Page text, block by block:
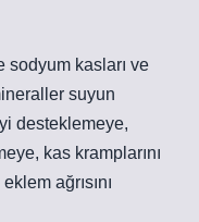
sodyum kasları ve
suyun
desteklemeye,
kas kramplarını
ağrısını